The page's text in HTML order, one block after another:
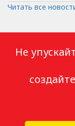
Читать все
Не